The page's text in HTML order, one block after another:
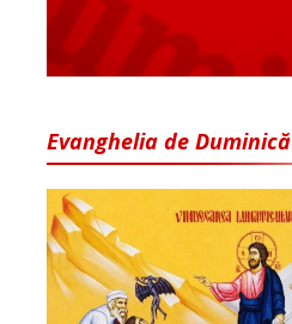
Evanghelia de Duminică